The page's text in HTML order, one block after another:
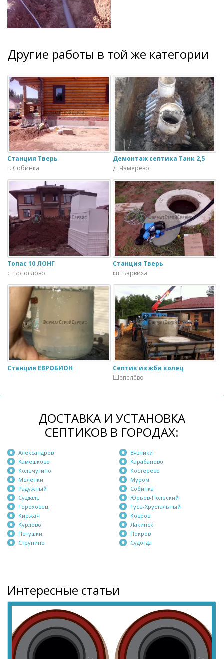
Другие работы в той же категории
Станция Тверь
г. Собинка
Демонтаж септика Танк 2,5
д. Чамерево
Топас 10 ЛОНГ
с. Богослово
Станция Тверь
кп. Барвиха
Станция ЕВРОБИОН
Септик из жби колец
Шепелёво
ДОСТАВКА И УСТАНОВКА
СЕПТИКОВ В ГОРОДАХ:
Александров
Камешково
Кольчугино
Меленки
Радужный
Суздаль
Вязники
Карабаново
Костерёво
Муром
Собинка
Юрьев-Польский
Гороховец
Киржач
Курлово
Петушки
Струнино
Гусь-Хрустальный
Ковров
Лакинск
Покров
Судогда
Интересные статьи